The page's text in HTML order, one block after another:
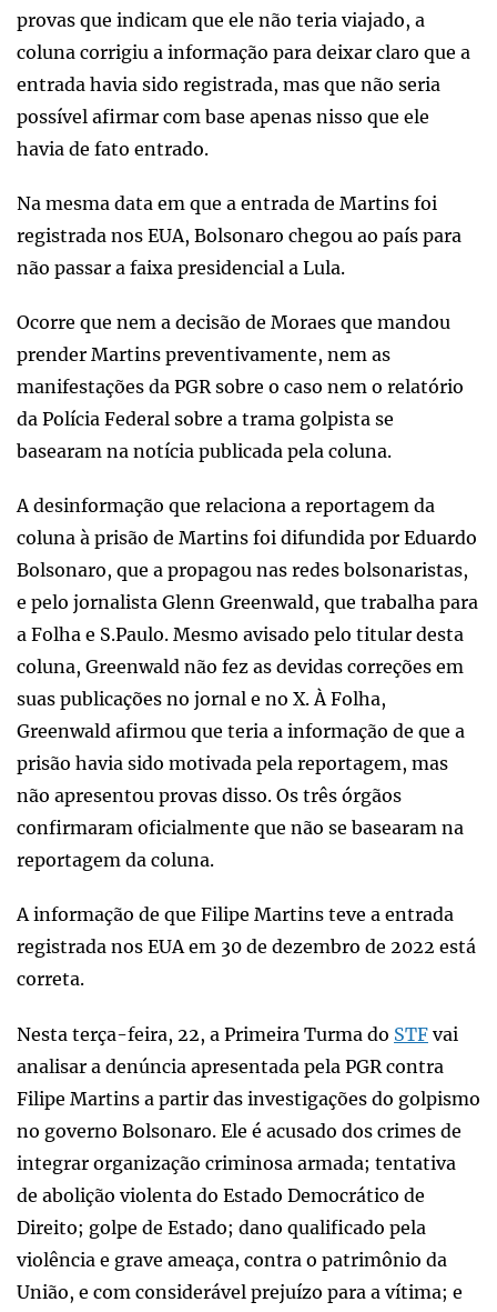
provas que indicam que ele não teria viajado, a
coluna corrigiu a informação para deixar claro que a
entrada havia sido registrada, mas que não seria
possível afirmar com base apenas nisso que ele
havia de fato entrado.
Na mesma data em que a entrada de Martins foi
registrada nos EUA, Bolsonaro chegou ao país para
não passar a faixa presidencial a Lula.
Ocorre que nem a decisão de Moraes que mandou
prender Martins preventivamente, nem as
manifestações da PGR sobre o caso nem o relatório
da Polícia Federal sobre a trama golpista se
basearam na notícia publicada pela coluna.
A desinformação que relaciona a reportagem da
coluna à prisão de Martins foi difundida por Eduardo
Bolsonaro, que a propagou nas redes bolsonaristas,
e pelo jornalista Glenn Greenwald, que trabalha para
a Folha e S.Paulo. Mesmo avisado pelo titular desta
coluna, Greenwald não fez as devidas correções em
suas publicações no jornal e no X. À Folha,
Greenwald afirmou que teria a informação de que a
prisão havia sido motivada pela reportagem, mas
não apresentou provas disso. Os três órgãos
confirmaram oficialmente que não se basearam na
reportagem da coluna.
A informação de que Filipe Martins teve a entrada
registrada nos EUA em 30 de dezembro de 2022 está
correta.
Nesta terça-feira, 22, a Primeira Turma do STF vai
analisar a denúncia apresentada pela PGR contra
Filipe Martins a partir das investigações do golpismo
no governo Bolsonaro. Ele é acusado dos crimes de
integrar organização criminosa armada; tentativa
de abolição violenta do Estado Democrático de
Direito; golpe de Estado; dano qualificado pela
violência e grave ameaça, contra o patrimônio da
União, e com considerável prejuízo para a vítima; e